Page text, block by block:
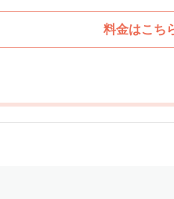
料金はこち